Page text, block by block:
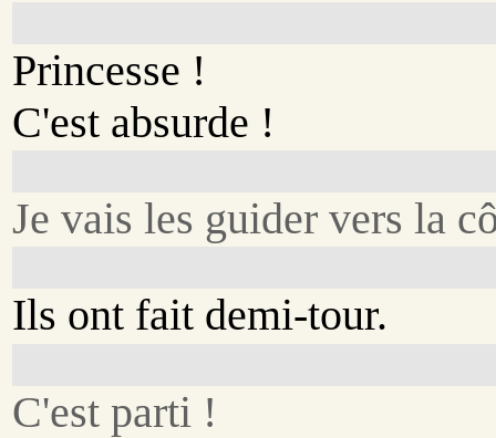
Princesse !
C'est absurde !
Je vais les guider vers la
Ils ont fait demi-tour.
C'est parti !